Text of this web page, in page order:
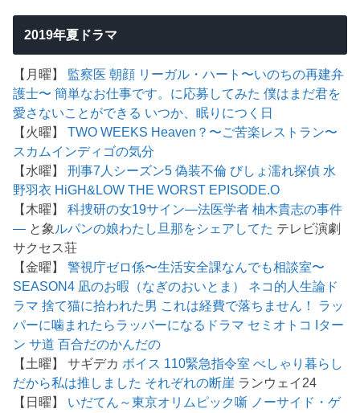
2019年夏ドラマ
【月曜】 監察医 朝顔 リーガル・ハート〜いのちの再建弁
護士〜 簡単なお仕事です。に応募してみた 僕はまだ君を
愛さないことができる いつか、眠りにつく日
【火曜】TWO WEEKS Heaven？〜ご苦楽レストラン〜
スカムインディゴの気分
【水曜】刑事7人シーズン5 偽装不倫 びしょ濡れ探偵 水
野羽衣 HiGH&LOW THE WORST EPISODE.O
【木曜】科捜研の女19サイン―法医学者 柚木貴志の事件
― と象 ルパンの娘わたし旦那をシェアしてた テレビ演劇
サクセス荘
【金曜】警視庁ゼロ係〜生活安全課なんでも相談室〜
SEASON4 凪のお暇（なぎのおいとま）
ネコ的人生論ド
ラマ 捨て猫に拾われた男 これは経費で落ちません！
ラッ
パーに噛まれたらラッパーになるドラマ セミオトコ Iター
ン サ道 百合だのかんだの
【土曜】 サギデカ ボイス 110緊急指令室 べしゃり暮らし
だから私は推しました それぞれの断崖 ランウェイ24
【日曜】 いだてん～東京オリムピック噺 ノーサイド・ゲ